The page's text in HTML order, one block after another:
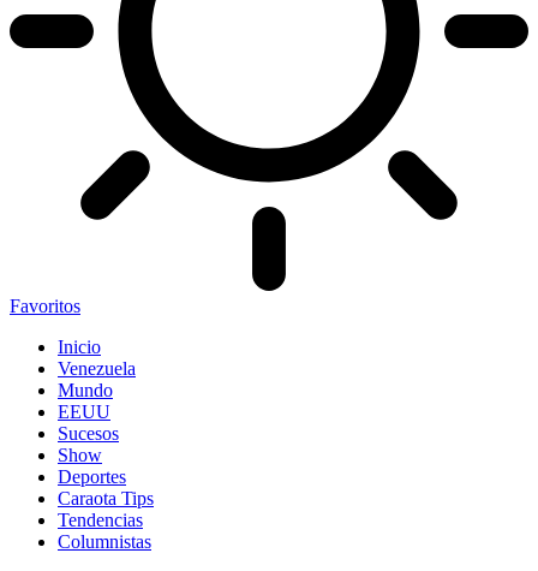
Favoritos
Inicio
Venezuela
Mundo
EEUU
Sucesos
Show
Deportes
Caraota Tips
Tendencias
Columnistas